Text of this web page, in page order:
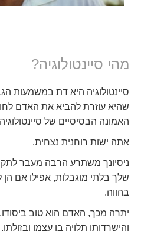
מהי סיינטולוגיה?
סיינטולוגיה היא דת במשמעות
שהיא עוזרת להביא את האדם
האמונה הבסיסיים של
אתה ישות רוחנית נצחית.
ניסיונך משתרע הרבה מעבר
שלך בלתי מוגבלות, אפילו אם הן
בהווה.
יתרה מכך, האדם הוא טוב
והישרדותו תלויה בו עצמו